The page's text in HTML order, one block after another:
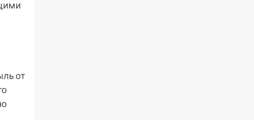
от